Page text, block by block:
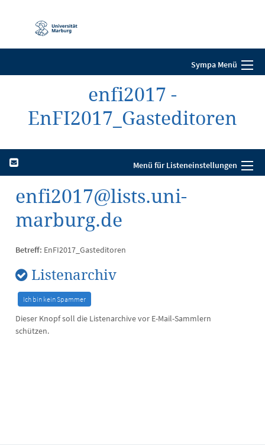
Navigation
Sympa Menü
enfi2017 -
EnFI2017_Gasteditoren
Menü für Listeneinstellungen
enfi2017@lists.uni-
marburg.de
Betreff: EnFI2017_Gasteditoren
Listenarchiv
Dieser Knopf soll die Listenarchive vor E-Mail-Sammlern
schützen.